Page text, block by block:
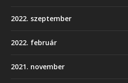
2022. szeptember
2022. február
2021. november